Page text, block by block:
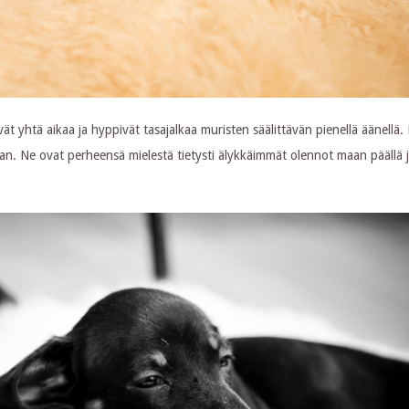
yhtä aikaa ja hyppivät tasajalkaa muristen säälittävän pienellä
Ne ovat perheensä mielestä tietysti älykkäimmät olennot maan päällä